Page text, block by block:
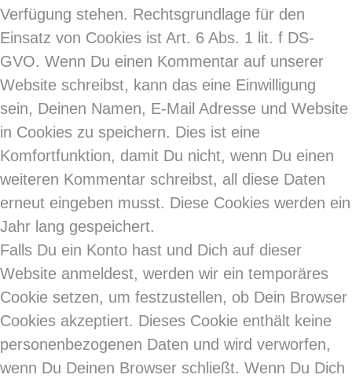
Verfügung stehen. Rechtsgrundlage für den
Einsatz von Cookies ist Art. 6 Abs. 1 lit. f DS-
GVO. Wenn Du einen Kommentar auf unserer
Website schreibst, kann das eine Einwilligung
sein, Deinen Namen, E-Mail Adresse und Website
in Cookies zu speichern. Dies ist eine
Komfortfunktion, damit Du nicht, wenn Du einen
weiteren Kommentar schreibst, all diese Daten
erneut eingeben musst. Diese Cookies werden ein
Jahr lang gespeichert.
Falls Du ein Konto hast und Dich auf dieser
Website anmeldest, werden wir ein temporäres
Cookie setzen, um festzustellen, ob Dein Browser
Cookies akzeptiert. Dieses Cookie enthält keine
personenbezogenen Daten und wird verworfen,
wenn Du Deinen Browser schließt. Wenn Du Dich